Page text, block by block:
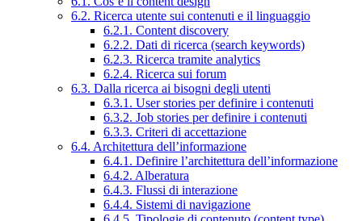
6.2. Ricerca utente sui contenuti e il linguaggio
6.2.1. Content discovery
6.2.2. Dati di ricerca (search keywords)
6.2.3. Ricerca tramite analytics
6.2.4. Ricerca sui forum
6.3. Dalla ricerca ai bisogni degli utenti
6.3.1. User stories per definire i contenuti
6.3.2. Job stories per definire i contenuti
6.3.3. Criteri di accettazione
6.4. Architettura dell’informazione
6.4.1. Definire l’architettura dell’informazione
6.4.2. Alberatura
6.4.3. Flussi di interazione
6.4.4. Sistemi di navigazione